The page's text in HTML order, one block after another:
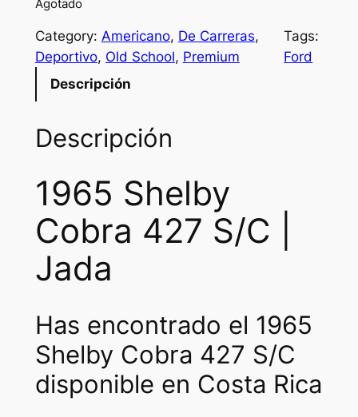
n
p
i
c
e
w
s
:
₡
n
r
c
e
i
₡
3
7
Agotado
Category: Americano, De Carreras
Deportivo, Old School, Premium
Tags:
Ford
Descripción
Descripción
1965 Shelby
Cobra 427 S/C |
Jada
Has encontrado el 1965
Shelby Cobra 427 S/C
disponible en Costa Rica